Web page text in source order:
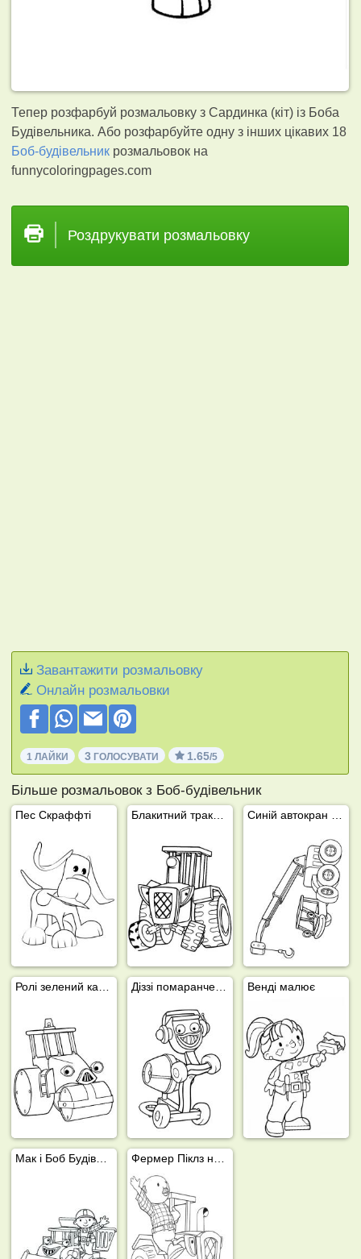
Тепер розфарбуй розмальовку з Сардинка (кіт) із Боба
Будівельника. Або розфарбуйте одну з інших цікавих 18
Боб-будівельник розмальовок на
funnycoloringpages.com
Роздрукувати розмальовку
Завантажити розмальовку
Онлайн розмальовки
1 ЛАЙКИ 3 ГОЛОСУВАТИ 1.65/5
Більше розмальовок з Боб-будівельник
Пес Скраффті
Венді малює